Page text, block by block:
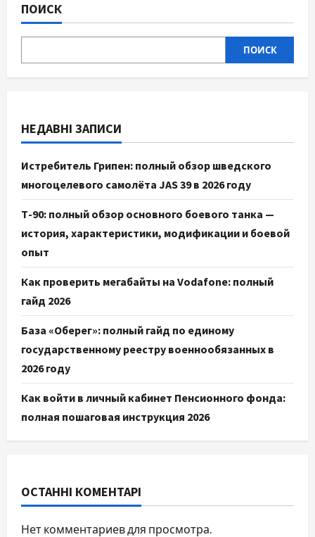
ПОИСК
ПОИСК
НЕДАВНІ ЗАПИСИ
Истребитель Грипен: полный обзор шведского
многоцелевого самолёта JAS 39 в 2026 году
Т-90: полный обзор основного боевого танка —
история, характеристики, модификации и боевой
опыт
Как проверить мегабайты на Vodafone: полный
гайд 2026
База «Оберег»: полный гайд по единому
государственному реестру военнообязанных в
2026 году
Как войти в личный кабинет Пенсионного фонда:
полная пошаговая инструкция 2026
ОСТАННІ КОМЕНТАРІ
Нет комментариев для просмотра.